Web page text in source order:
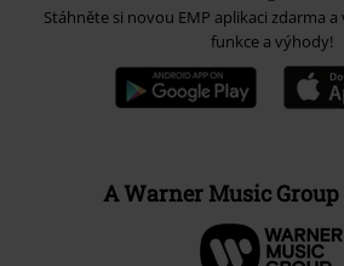
Stáhněte si novou EMP aplikaci zdarma
funkce a výhody!
A Warner Music Group